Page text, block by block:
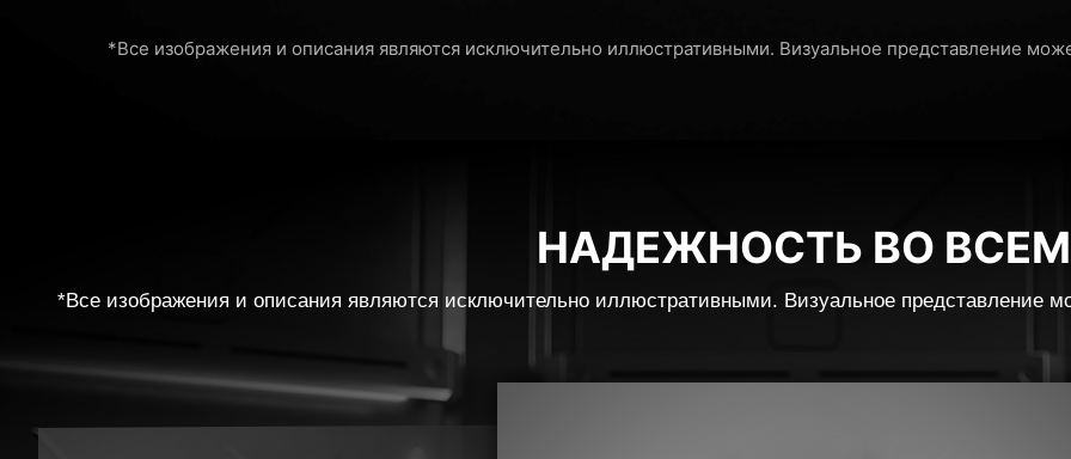
*Все изображения и описания являются исключительно иллюстративными. Визуальное представление
НАДЕЖНОСТЬ ВО ВСЕМ
*Все изображения и описания являются исключительно иллюстративными. Визуальное представление